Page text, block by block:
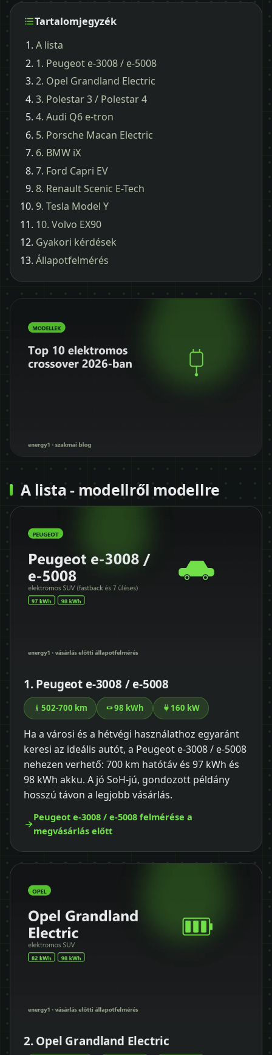
Tartalomjegyzék
A lista
1. Peugeot e-3008 / e-5008
2. Opel Grandland Electric
3. Polestar 3 / Polestar 4
4. Audi Q6 e-tron
5. Porsche Macan Electric
6. BMW iX
7. Ford Capri EV
8. Renault Scenic E-Tech
9. Tesla Model Y
10. Volvo EX90
Gyakori kérdések
Állapotfelmérés
A lista - modellről modellre
1. Peugeot e-3008 / e-5008
502-700 km 98 kWh 160 kW
Ha a városi és a hétvégi használathoz egyaránt
keresi az ideális autót, a Peugeot e-3008 / e-5008
nehezen verhető: 700 km hatótáv és 97 kWh és
98 kWh akku. A jó SoH-jú, gondozott példány
hosszú távon a legjobb vásárlás.
Peugeot e-3008 / e-5008 felmérése a
megvásárlás előtt
2. Opel Grandland Electric